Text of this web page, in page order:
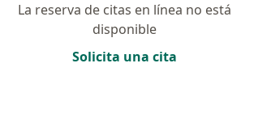
La reserva de citas en línea no está
disponible
Solicita una cita